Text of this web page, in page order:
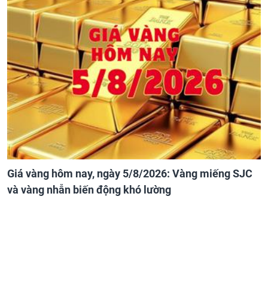
Giá vàng hôm nay, ngày 5/8/2026: Vàng miếng SJC
và vàng nhẫn biến động khó lường